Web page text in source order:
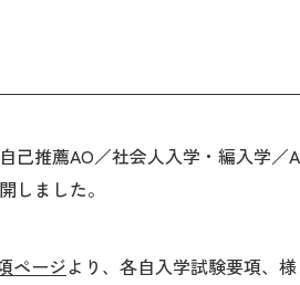
己推薦AO／社会人入学・編入学／A
しました。
ページより、各自入学試験要項、様